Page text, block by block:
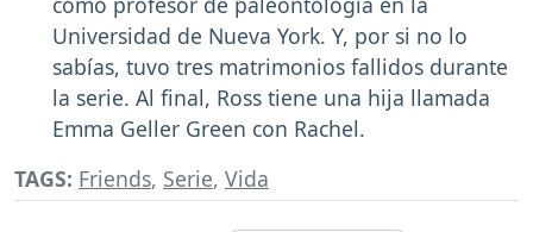
Universidad de Nueva York. Y, por si no lo
sabías, tuvo tres matrimonios fallidos durante
la serie. Al final, Ross tiene una hija llamada
Emma Geller Green con Rachel.
TAGS: Friends, Serie, Vida